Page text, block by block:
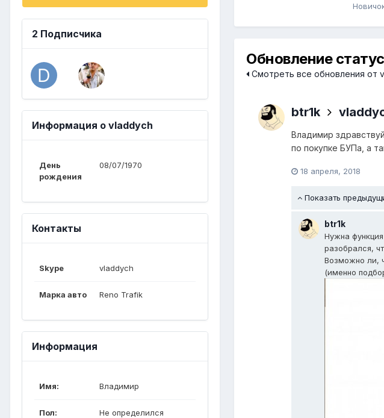
2 Подписчика
Информация о vladdych
День
рождения
08/07/1970
Контакты
Skype vladdych
Марка авто Reno Trafik
Информация
Имя: Владимир
Пол: Не определился
Обновление
Смотреть все обновления от
btr1k
Владимир
по покупке БУПа, а
18 апреля, 2018
Показать
btr1k
Нужна
разобрался,
Возможно ли,
(именно